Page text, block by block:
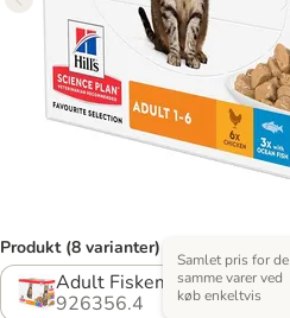
Produkt (8 varianter)
Adult Fiskemix: 3 varianter
926356.4
Samlet pris for de
samme varer ved
køb enkeltvis